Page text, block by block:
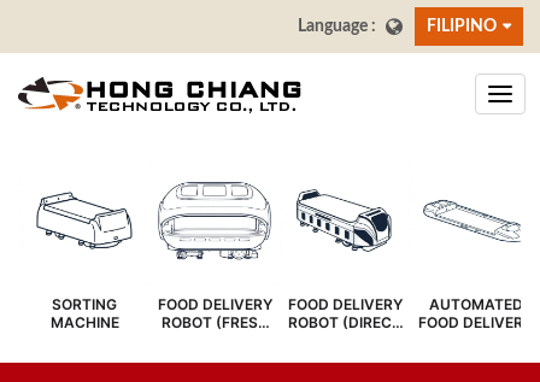
FILIPINO
SORTING
MACHINE
FOOD DELIVERY
ROBOT (FRESH
FOOD DELIVERY
ROBOT (DIRECT
AUTOMATED
FOOD DELIVERY